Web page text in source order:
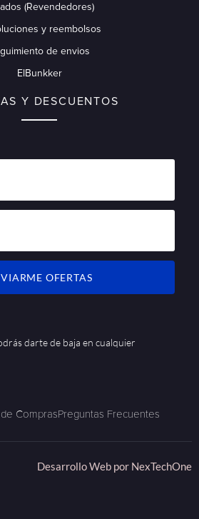
(Revendedores)
y reembolsos
de envios
ElBunkker
Y DESCUENTOS
OFERTAS
darte de baja en cualquier
ComprasPreguntas Frecuentes
Desarrollo Web por NexTechOne